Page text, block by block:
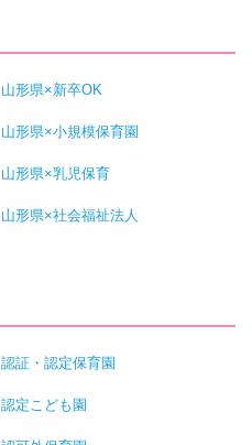
山形県×新卒OK
山形県×小規模保育園
山形県×乳児保育
山形県×社会福祉法人
認証・認定保育園
認定こども園